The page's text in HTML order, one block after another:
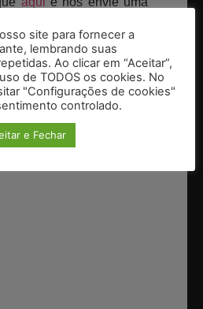
Leia outros artigos
do ramo cafeeiro e
de outros conteúdos
site para fornecer a
lembrando suas
Ao clicar em “Aceitar”,
de TODOS os cookies. No
"Configurações de cookies"
controlado.
e Fechar